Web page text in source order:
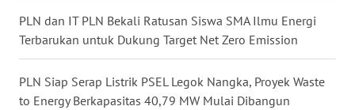
PLN dan IT PLN Bekali Ratusan Siswa SMA Ilmu Energi
Terbarukan untuk Dukung Target Net Zero Emission
PLN Siap Serap Listrik PSEL Legok Nangka, Proyek Waste
to Energy Berkapasitas 40,79 MW Mulai Dibangun
WN
SERAMBI
JAMBI